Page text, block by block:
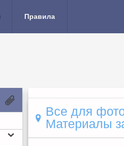
Правила
Все для
Материалы